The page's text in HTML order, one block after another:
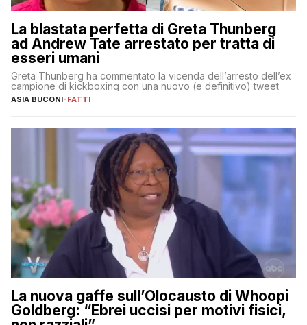
La blastata perfetta di Greta Thunberg
ad Andrew Tate arrestato per tratta di
esseri umani
Greta Thunberg ha commentato la vicenda dell’arresto dell’ex
campione di kickboxing con una nuovo (e definitivo) tweet
ASIA BUCONI-FATTI
La nuova gaffe sull’Olocausto di Whoopi
Goldberg: “Ebrei uccisi per motivi fisici,